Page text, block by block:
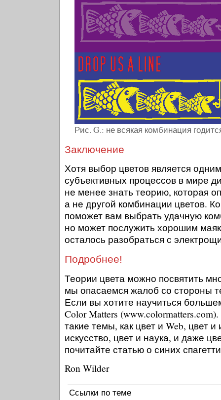
Рис. G.: не всякая комбинация
Заключение
Хотя выбор цветов является
субъективных процессов в мире
не менее знать теорию, которая
а не другой комбинации цветов.
поможет вам выбрать удачную
но может послужить хорошим
осталось разобраться с
Подробнее!
Теории цвета можно посвятить
мы опасаемся жалоб со стороны
Если вы хотите научиться
Color Matters
такие темы, как цвет и Web, цвет
искусство, цвет и наука, и даже
почитайте статью о синих
Ron Wilder
Ссылки по теме